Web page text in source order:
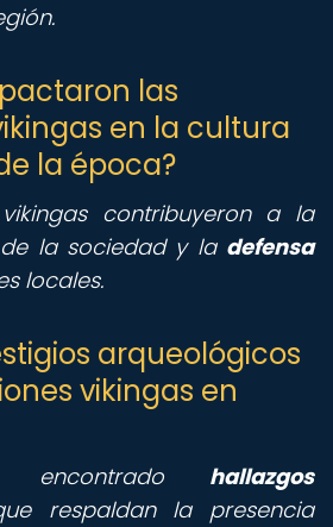
las
en la cultura
la época?
contribuyeron a la
la sociedad y la defensa
locales.
arqueológicos
vikingas en
hallazgos
respaldan la presencia